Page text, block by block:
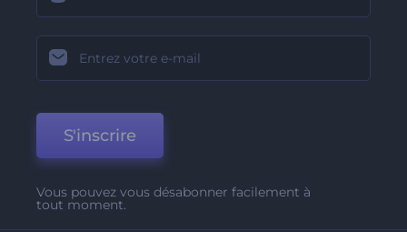
S'inscrire
Vous pouvez vous désabonner facilement à
tout moment.